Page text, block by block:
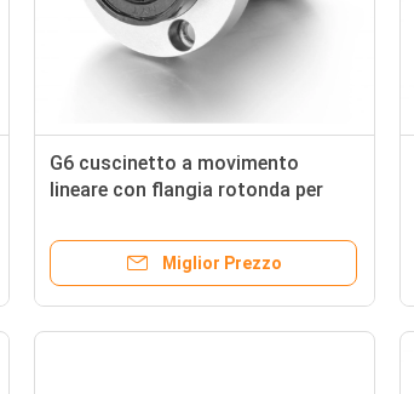
G6 cuscinetto a movimento
lineare con flangia rotonda per
automobilistica
Miglior Prezzo